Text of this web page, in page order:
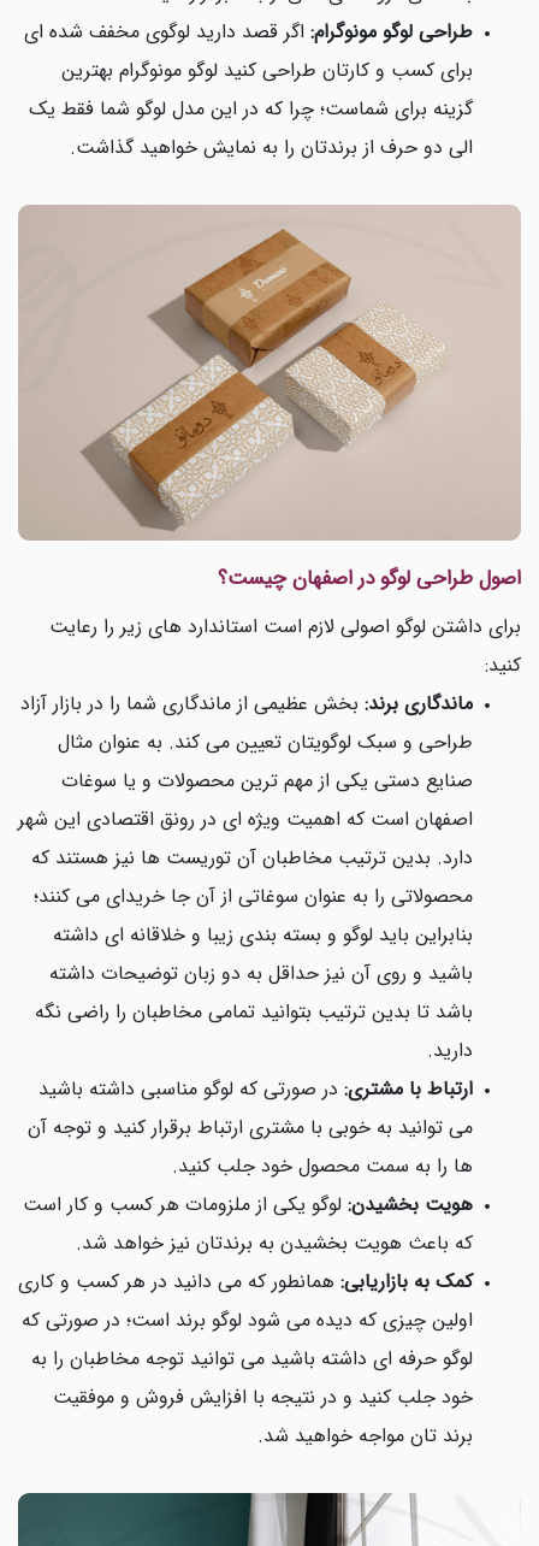
طراحی لوگو مونوگرام: اگر قصد دارید لوگوی مخفف شده ای
برای کسب و کارتان طراحی کنید لوگو مونوگرام بهترین
گزینه برای شماست؛ چرا که در این مدل لوگو شما فقط یک
الی دو حرف از برندتان را به نمایش خواهید گذاشت.
اصول طراحی لوگو در اصفهان چیست؟
برای داشتن لوگو اصولی لازم است استاندارد های زیر را رعایت
کنید:
ماندگاری برند: بخش عظیمی از ماندگاری شما را در بازار آزاد
طراحی و سبک لوگویتان تعیین می کند. به عنوان مثال
صنایع دستی یکی از مهم ترین محصولات و یا سوغات
اصفهان است که اهمیت ویژه ای در رونق اقتصادی این شهر
دارد. بدین ترتیب مخاطبان آن توریست ها نیز هستند که
محصولاتی را به عنوان سوغاتی از آن جا خریدای می کنند؛
بنابراین باید لوگو و بسته بندی زیبا و خلاقانه ای داشته
باشید و روی آن نیز حداقل به دو زبان توضیحات داشته
باشد تا بدین ترتیب بتوانید تمامی مخاطبان را راضی نگه
دارید.
ارتباط با مشتری: در صورتی که لوگو مناسبی داشته باشید
می توانید به خوبی با مشتری ارتباط برقرار کنید و توجه آن
ها را به سمت محصول خود جلب کنید.
هویت بخشیدن: لوگو یکی از ملزومات هر کسب و کار است
که باعث هویت بخشیدن به برندتان نیز خواهد شد.
کمک به بازاریابی: همانطور که می دانید در هر کسب و کاری
اولین چیزی که دیده می شود لوگو برند است؛ در صورتی که
لوگو حرفه ای داشته باشید می توانید توجه مخاطبان را به
خود جلب کنید و در نتیجه با افزایش فروش و موفقیت
برند تان مواجه خواهید شد.